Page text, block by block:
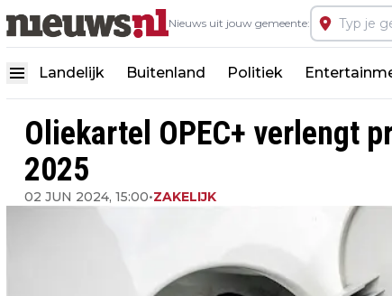
Nieuws uit jouw gemeente:
Landelijk Buitenland Politiek
Oliekartel OPEC+ verlengt
2025
02 JUN 2024, 15:00•ZAKELIJK